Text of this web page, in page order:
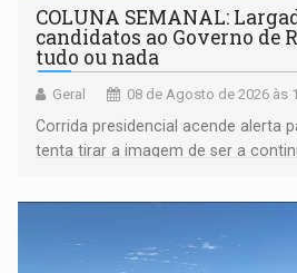
COLUNA SEMANAL:
candidatos ao Governo de
tudo ou nada
Geral 08 de Agosto de 2026 às
Corrida presidencial acende alerta
tenta tirar a imagem de ser a
não ter entrado no modo eleição;